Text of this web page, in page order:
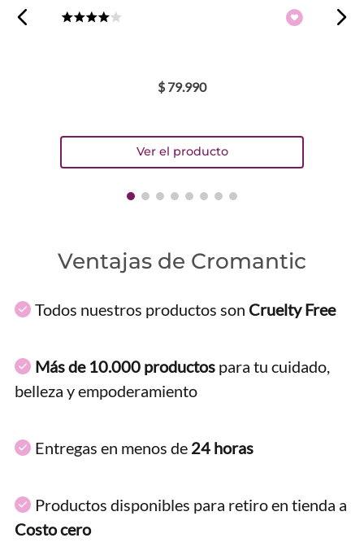
$ 79.990
Ventajas de Cromantic
Todos nuestros productos son Cruelty Free
Más de 10.000 productos para tu cuidado,
belleza y empoderamiento
Entregas en menos de 24 horas
Productos disponibles para retiro en tienda a
Costo cero